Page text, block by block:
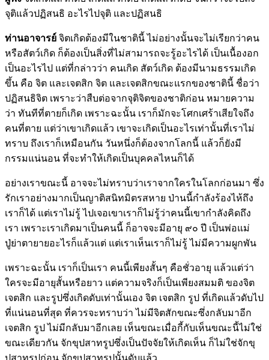
จุติแล้วปฏิสนธิ อะไรไปจุติ และปฏิสนธิ
ท่านอาจารย์ จิตเกิดต้องมีในชาตินี้ ไม่อย่างนั้นจะไม่เรียกว่าคน
หรือสัตว์เกิด ก็ต้องเป็นสิ่งที่ไม่สามารถจะรู้อะไรได้ เป็นเนื้องอก
เป็นอะไรไป แต่ที่กล่าวว่า คนเกิด สัตว์เกิด ต้องมีนามธรรมเกิด
ขึ้น คือ จิต และเจตสิก จิต และเจตสิกขณะแรกของชาตินี้ ชื่อว่า
ปฏิสนธิจิต เพราะว่าสืบต่อจากจุติจิตของชาติก่อน หมายความ
ว่า ทันทีที่ตายก็เกิด เพราะฉะนั้น เราก็มักจะโศกเศร้าเสียใจถึง
คนที่ตาย แต่ว่าเขาเกิดแล้ว เขาจะเกิดเป็นอะไรเท่านั้นที่เราไม่
ทราบ ถึงเราก็เหมือนกัน วันหนึ่งก็ต้องจากโลกนี้ แล้วก็ยังมี
กรรมแน่นอน ที่จะทำให้เกิดเป็นบุคคลไหนก็ได้
อย่างเราขณะนี้ อาจจะไม่ทราบว่าเราจากใครในโลกก่อนมา ซึ่ง
รักเราอย่างมากเป็นญาติสนิทมิตรสหาย ป่านนี้กำลังร้องไห้ถึง
เราก็ได้ แต่เราไม่รู้ ไปเจอเขาเราก็ไม่รู้ว่าคนนี้เขากำลังคิดถึง
เรา เพราะเราเกิดมาเป็นคนนี้ ก็อาจจะมีอายุ ๙๐ ปี เป็นพ่อแม่
ปู่ย่าตายายอะไรก็แล้วแต่ แต่เราเห็นเราก็ไม่รู้ ไม่มีความผูกพัน
เพราะฉะนั้น เราก็เป็นเรา คนนี้เพียงสั้นๆ คือชั่วอายุ แล้วแต่ว่า
ใครจะมีอายุสั้นหรือยาว แต่ความจริงก็เป็นเพียงสมมติ ของจิต
เจตสิก และรูปซึ่งเกิดดับเท่านั้นเอง จิต เจตสิก รูป ที่เกิดแล้วดับไป
ที่แน่นอนที่สุด ที่ควรจะทราบว่า ไม่มีจิตสักขณะซึ่งกลับมาอีก
เจตสิก รูป ไม่มีกลับมาอีกเลย เห็นขณะเมื่อกี้กับเห็นขณะนี้ไม่ใช่
ขณะเดียวกัน จักขุปสาทรูปซึ่งเป็นปัจจัยให้เกิดเห็น ก็ไม่ใช่จักขุ
ปสาทรูปก่อน จักขุปสาทรูปนั้นดับแล้ว